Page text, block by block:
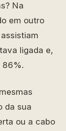
Na
em outro
ligada e,
86%.
da sua
ou a cabo